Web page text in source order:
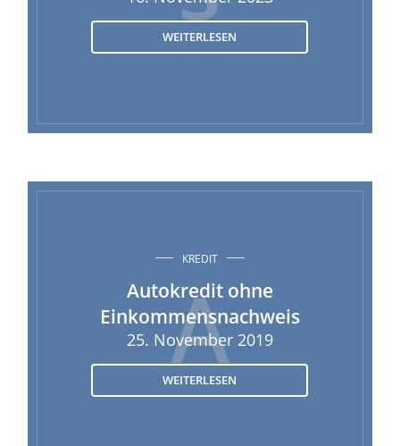
WEITERLESEN
A
KREDIT
Autokredit ohne
Einkommensnachweis
25. November 2019
WEITERLESEN